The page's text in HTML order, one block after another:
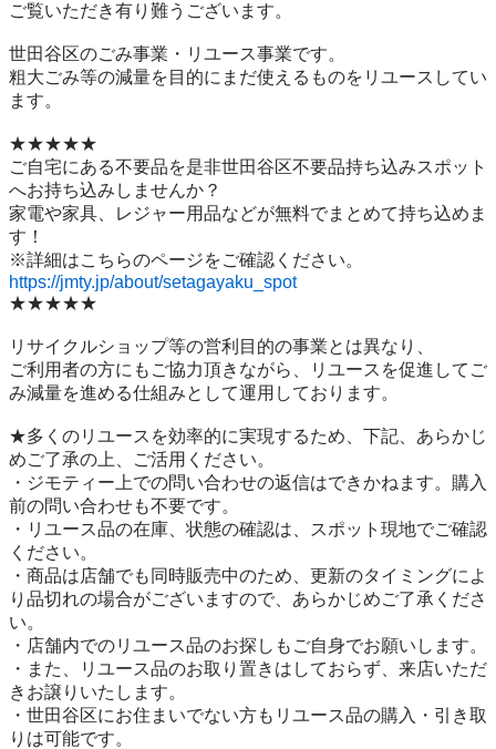
ご覧いただき有り難うございます。
世⽥⾕区のごみ事業・リユース事業です。
粗⼤ごみ等の減量を⽬的にまだ使えるものをリユースしてい
ます。
★★★★★
ご自宅にある不要品を是非世田谷区不要品持ち込みスポット
へお持ち込みしませんか？
家電や家具、レジャー用品などが無料でまとめて持ち込めま
す！
https://jmty.jp/about/setagayaku_spot
★★★★★
リサイクルショップ等の営利目的の事業とは異なり、
ご利用者の方にもご協力頂きながら、リユースを促進してご
み減量を進める仕組みとして運用しております。
★多くのリユースを効率的に実現するため、下記、あらかじ
めご了承の上、ご活用ください。
・ジモティー上での問い合わせの返信はできかねます。購入
前の問い合わせも不要です。
・リユース品の在庫、状態の確認は、スポット現地でご確認
ください。
・商品は店舗でも同時販売中のため、更新のタイミングによ
り品切れの場合がございますので、あらかじめご了承くださ
い。
・店舗内でのリユース品のお探しもご自身でお願いします。
・また、リユース品のお取り置きはしておらず、来店いただ
きお譲りいたします。
・世田谷区にお住まいでない方もリユース品の購入・引き取
りは可能です。